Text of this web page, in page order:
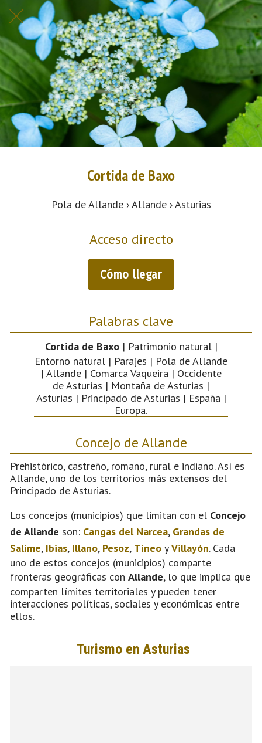
Cortida de Baxo
Pola de Allande › Allande › Asturias
Acceso directo
Cómo llegar
Palabras clave
Cortida de Baxo| Patrimonio natural |
Entorno natural | Parajes | Pola de Allande
| Allande | Comarca Vaqueira | Occidente
de Asturias | Montaña de Asturias |
Asturias | Principado de Asturias | España |
Europa.
Concejo de Allande
Prehistórico, castreño, romano, rural e indiano. Así es
Allande, uno de los territorios más extensos del
Principado de Asturias.
Los concejos (municipios) que limitan con el Concejo
de Allande son: Cangas del Narcea, Grandas de
Salime, Ibias, Illano, Pesoz, Tineo yVillayón. Cada
uno de estos concejos (municipios) comparte
fronteras geográficas con Allande, lo que implica que
comparten límites territoriales y pueden tener
interacciones políticas, sociales y económicas entre
ellos.